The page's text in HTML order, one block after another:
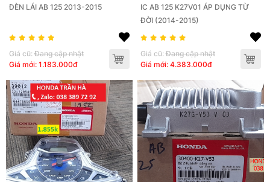
ĐÈN LÁI AB 125 2013-2015
Giá cũ: Đang cập nhật
Giá mới: 1.183.000đ
IC AB 125 K27V01 ÁP DỤNG TỪ
ĐỜI (2014-2015)
Giá cũ: Đang cập nhật
Giá mới: 4.383.000đ